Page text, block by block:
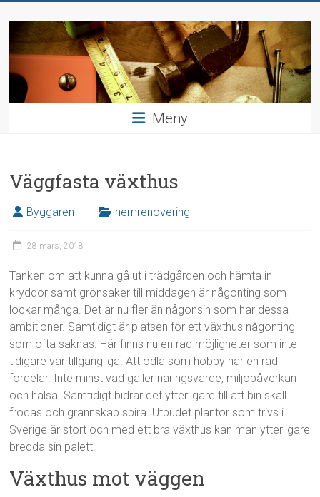
innehåll
Bygga
och
inreda
Meny
Väggfasta växthus
Byggaren hemrenovering
28 mars, 2018
Tanken om att kunna gå ut i trädgården och hämta in
kryddor samt grönsaker till middagen är någonting som
lockar många. Det är nu fler än någonsin som har dessa
ambitioner. Samtidigt är platsen för ett växthus någonting
som ofta saknas. Här finns nu en rad möjligheter som inte
tidigare var tillgängliga. Att odla som hobby har en rad
fördelar. Inte minst vad gäller näringsvärde, miljöpåverkan
och hälsa. Samtidigt bidrar det ytterligare till att bin skall
frodas och grannskap spira. Utbudet plantor som trivs i
Sverige är stort och med ett bra växthus kan man ytterligare
bredda sin palett.
Växthus mot väggen